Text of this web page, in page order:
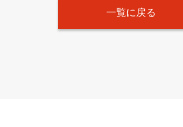
一覧に戻る